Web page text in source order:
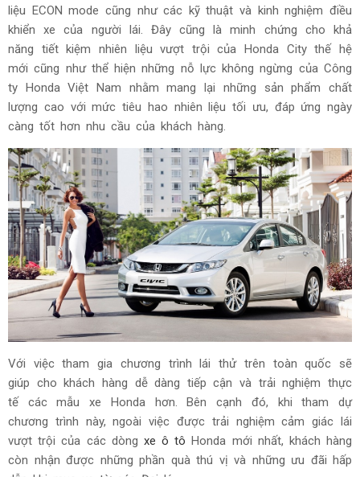
liệu ECON mode cũng như các kỹ thuật và kinh nghiệm điều
khiển xe của người lái. Đây cũng là minh chứng cho khả
năng tiết kiệm nhiên liệu vượt trội của Honda City thế hệ
mới cũng như thể hiện những nỗ lực không ngừng của Công
ty Honda Việt Nam nhằm mang lại những sản phẩm chất
lượng cao với mức tiêu hao nhiên liệu tối ưu, đáp ứng ngày
càng tốt hơn nhu cầu của khách hàng.
Với việc tham gia chương trình lái thử trên toàn quốc sẽ
giúp cho khách hàng dễ dàng tiếp cận và trải nghiệm thực
tế các mẫu xe Honda hơn. Bên cạnh đó, khi tham dự
chương trình này, ngoài việc được trải nghiệm cảm giác lái
vượt trội của các dòng xe ô tô Honda mới nhất, khách hàng
còn nhận được những phần quà thú vị và những ưu đãi hấp